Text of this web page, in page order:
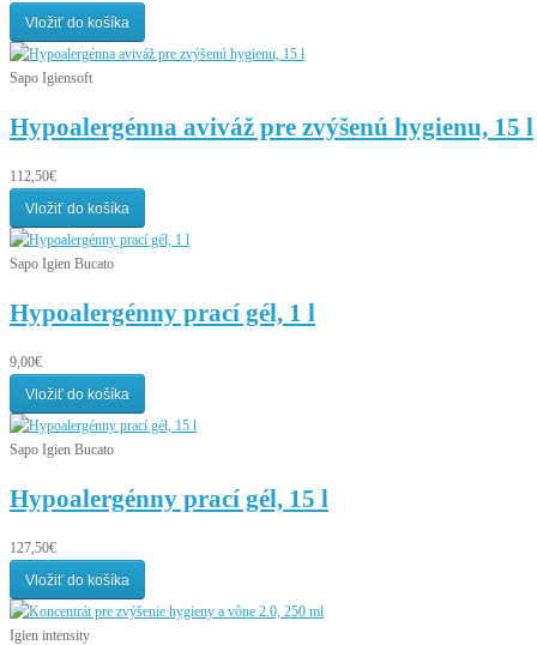
Vložiť do košíka
Sapo Igiensoft
Hypoalergénna aviváž pre zvýšenú hygienu, 15 l
112,50€
Vložiť do košíka
Sapo Igien Bucato
Hypoalergénny prací gél, 1 l
9,00€
Vložiť do košíka
Sapo Igien Bucato
Hypoalergénny prací gél, 15 l
127,50€
Vložiť do košíka
Igien intensity